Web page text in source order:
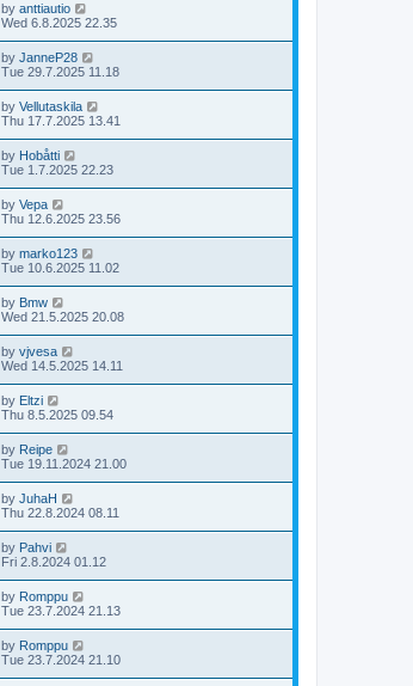
by anttiautio
Wed 6.8.2025 22.35
by JanneP28
Tue 29.7.2025 11.18
by Vellutaskila
Thu 17.7.2025 13.41
by Hobåtti
Tue 1.7.2025 22.23
by Vepa
Thu 12.6.2025 23.56
by marko123
Tue 10.6.2025 11.02
by Bmw
Wed 21.5.2025 20.08
by vjvesa
Wed 14.5.2025 14.11
by Eltzi
Thu 8.5.2025 09.54
by Reipe
Tue 19.11.2024 21.00
by JuhaH
Thu 22.8.2024 08.11
by Pahvi
Fri 2.8.2024 01.12
by Romppu
Tue 23.7.2024 21.13
by Romppu
Tue 23.7.2024 21.10